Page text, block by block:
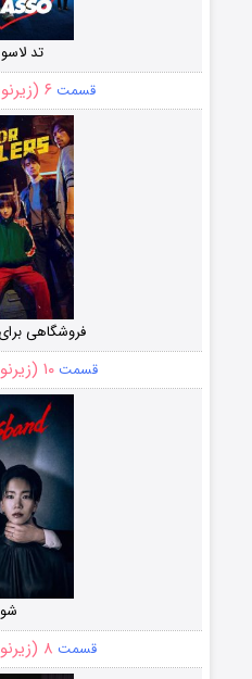
تد
قسمت ۶ (زیرنویس)
فروشگاهی
قسمت۱۰ (زیرنویس)
قسمت ۸ (زیرنویس)